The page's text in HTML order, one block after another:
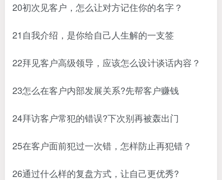
20初次见客户，怎么让对方记住你的名字？
21自我介绍，是你给自己人生解的一支签
22拜见客户高级领导，应该怎么设计谈话内容？
23怎么在客户内部发展关系?先帮客户赚钱
24拜访客户常犯的错误?下次别再被轰出门
25在客户面前犯过一次错，怎样防止再犯错？
26通过什么样的复盘方式，让自己更优秀?